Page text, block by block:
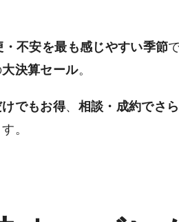
不安を最も感じやすい季節
大決算セール。
でもお得、 相談・成約でさ
。